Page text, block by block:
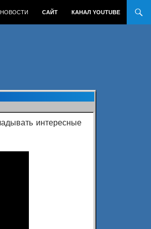
НОВОСТИ САЙТ КАНАЛ YOUTUBE
интересные